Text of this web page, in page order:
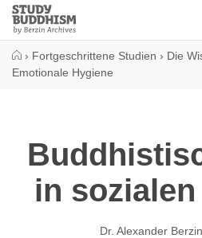
Close
Study
Buddhism
› Fortgeschrittene Studien › Die
Emotionale Hygiene
in
Dr. Alexander Berzin